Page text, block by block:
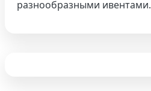
разнообразными ивентами.